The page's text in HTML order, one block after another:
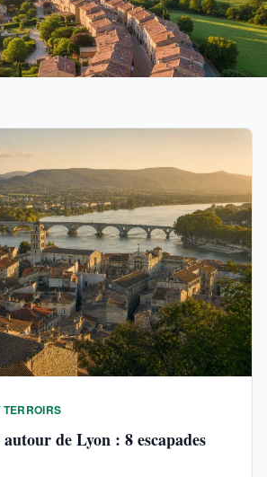
TERROIRS
de Lyon : 8 escapades